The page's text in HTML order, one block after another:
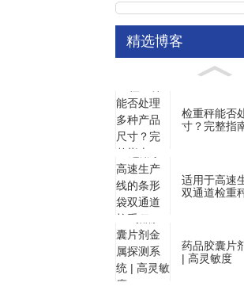
精选博客
检重秤能否
寸？完整指
适用于高速
双通道检重
药品胶囊片
| 高灵敏度